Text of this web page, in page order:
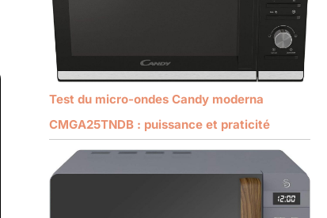
Test du micro-ondes Candy moderna
CMGA25TNDB : puissance et praticité